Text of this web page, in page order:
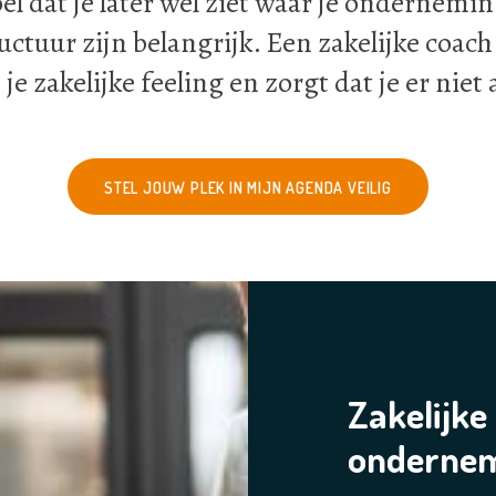
zijn belangrijk. Een zakelijke
zakelijke feeling en zorgt dat je er niet
STEL JOUW PLEK IN MIJN AGENDA VEILIG